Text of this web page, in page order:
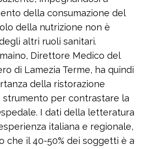
della consumazione del
della nutrizione non è
altri ruoli sanitari.
Direttore Medico del
di Lamezia Terme, ha quindi
della ristorazione
strumento per contrastare la
I dati della letteratura
italiana e regionale,
che il 40-50% dei soggetti è a